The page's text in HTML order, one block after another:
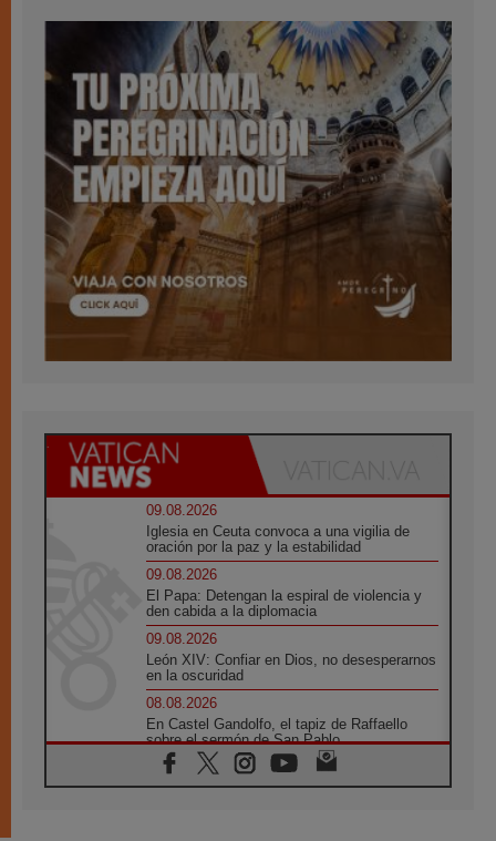
09.08.2026
Iglesia en Ceuta convoca a una vigilia de
oración por la paz y la estabilidad
09.08.2026
El Papa: Detengan la espiral de violencia y
den cabida a la diplomacia
09.08.2026
León XIV: Confiar en Dios, no desesperarnos
en la oscuridad
08.08.2026
En Castel Gandolfo, el tapiz de Raffaello
sobre el sermón de San Pablo
08.08.2026
En Colombia, «la paz no se compra con una